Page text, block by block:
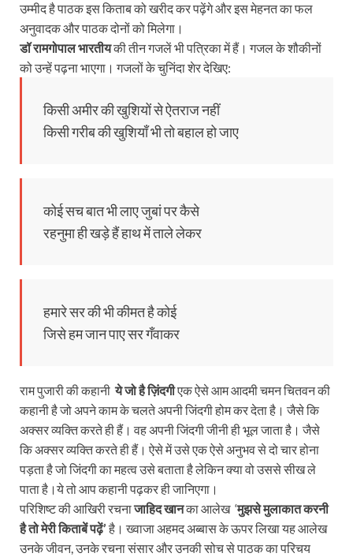
उम्मीद है पाठक इस किताब को खरीद कर पढ़ेंगे और इस मेहनत का फल
अनुवादक और पाठक दोनों को मिलेगा।
डॉ रामगोपाल भारतीयकी तीन गजलें भी पत्रिका में हैं। गजल के शौकीनों
को उन्हें पढ़ना भाएगा। गजलों के चुनिंदा शेर देखिए:
किसी अमीर की खुशियों से ऐतराज नहीं
किसी गरीब की खुशियाँ भी तो बहाल हो जाए
कोई सच बात भी लाए जुबां पर कैसे
रहनुमा ही खड़े हैं हाथ में ताले लेकर
हमारे सर की भी कीमत है कोई
जिसे हम जान पाए सर गँवाकर
राम पुजारी की कहानीये जो है ज़िंदगीएक ऐसे आम आदमी चमन चितवन की
कहानी है जो अपने काम के चलते अपनी जिंदगी होम कर देता है। जैसे कि
अक्सर व्यक्ति करते ही हैं। वह अपनी जिंदगी जीनी ही भूल जाता है। जैसे
कि अक्सर व्यक्ति करते ही हैं। ऐसे में उसे एक ऐसे अनुभव से दो चार होना
पड़ता है जो जिंदगी का महत्व उसे बताता है लेकिन क्या वो उससे सीख ले
पाता है।ये तो आप कहानी पढ़कर ही जानिएगा।
परिशिष्ट की आखिरी रचनाजाहिद खानका आलेख ‘मुझसे मुलाकात करनी
है तो मेरी किताबें पढ़ें’है। ख्वाजा अहमद अब्बास के ऊपर लिखा यह आलेख
उनके जीवन, उनके रचना संसार और उनकी सोच से पाठक का परिचय